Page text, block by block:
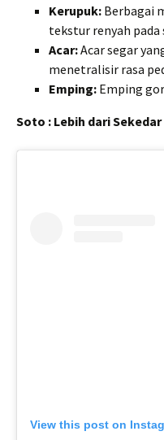
Kerupuk: Berbagai
tekstur renyah pada
Acar:Acar segar
menetralisir rasa
Emping: Emping
Soto : Lebih dari
View this post on